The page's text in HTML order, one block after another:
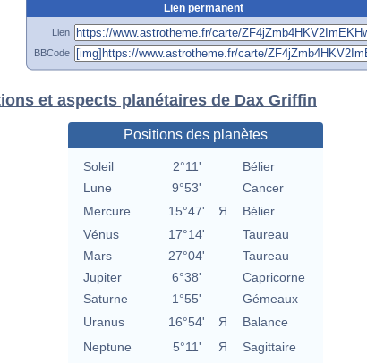
Lien permanent
Lien
BBCode
et aspects planétaires de Dax Griffin
Positions des planètes
Soleil 2°11'
Bélier
Lune
9°53'
Cancer
Mercure
15°47' Я
Bélier
Vénus
17°14'
Taureau
Mars
27°04'
Taureau
Jupiter
6°38'
Capricorne
Saturne
1°55'
Gémeaux
Uranus
16°54' Я
Balance
Neptune
5°11' Я
Sagittaire